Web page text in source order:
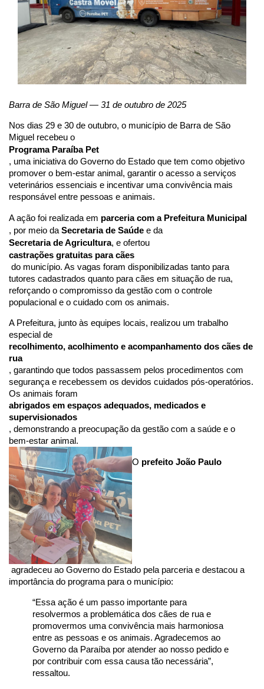
Barra de São Miguel — 31 de outubro de 2025
Nos dias 29 e 30 de outubro, o município de Barra de São
Miguel recebeu o
Programa Paraíba Pet
, uma iniciativa do Governo do Estado que tem como objetivo
promover o bem-estar animal, garantir o acesso a serviços
veterinários essenciais e incentivar uma convivência mais
responsável entre pessoas e animais.
A ação foi realizada em parceria com a Prefeitura Municipal
, por meio da Secretaria de Saúde e da
Secretaria de Agricultura, e ofertou
castrações gratuitas para cães
tutores cadastrados quanto para cães em situação de rua,
reforçando o compromisso da gestão com o controle
populacional e o cuidado com os animais.
A Prefeitura, junto às equipes locais, realizou um trabalho
especial de
recolhimento, acolhimento e acompanhamento dos cães de
rua
, garantindo que todos passassem pelos procedimentos com
segurança e recebessem os devidos cuidados pós-operatórios.
Os animais foram
abrigados em espaços adequados, medicados e
supervisionados
, demonstrando a preocupação da gestão com a saúde e o
bem-estar animal.
O prefeito João Paulo
importância do programa para o município:
“Essa ação é um passo importante para
resolvermos a problemática dos cães de rua e
promovermos uma convivência mais harmoniosa
entre as pessoas e os animais. Agradecemos ao
Governo da Paraíba por atender ao nosso pedido e
por contribuir com essa causa tão necessária”,
ressaltou.